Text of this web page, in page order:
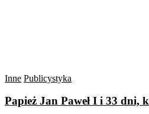
Inne Publicystyka
Papież Jan Paweł I i 33 dni,